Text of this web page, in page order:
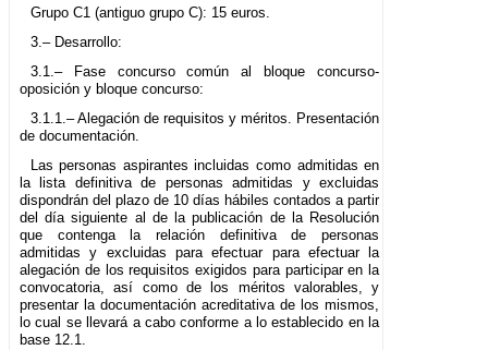
Grupo C1 (antiguo grupo C): 15 euros.
3.– Desarrollo:
3.1.– Fase concurso común al bloque concurso-
oposición y bloque concurso:
3.1.1.– Alegación de requisitos y méritos. Presentación
de documentación.
Las personas aspirantes incluidas como admitidas en
la lista definitiva de personas admitidas y excluidas
dispondrán del plazo de 10 días hábiles contados a partir
del día siguiente al de la publicación de la Resolución
que contenga la relación definitiva de personas
admitidas y excluidas para efectuar para efectuar la
alegación de los requisitos exigidos para participar en la
convocatoria, así como de los méritos valorables, y
presentar la documentación acreditativa de los mismos,
lo cual se llevará a cabo conforme a lo establecido en la
base 12.1.